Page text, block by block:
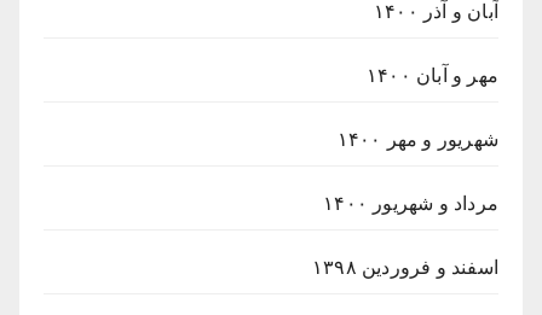
آبان و آذر ۱۴۰۰
مهر و آبان ۱۴۰۰
شهریور و مهر ۱۴۰۰
مرداد و شهریور ۱۴۰۰
اسفند و فروردین ۱۳۹۸